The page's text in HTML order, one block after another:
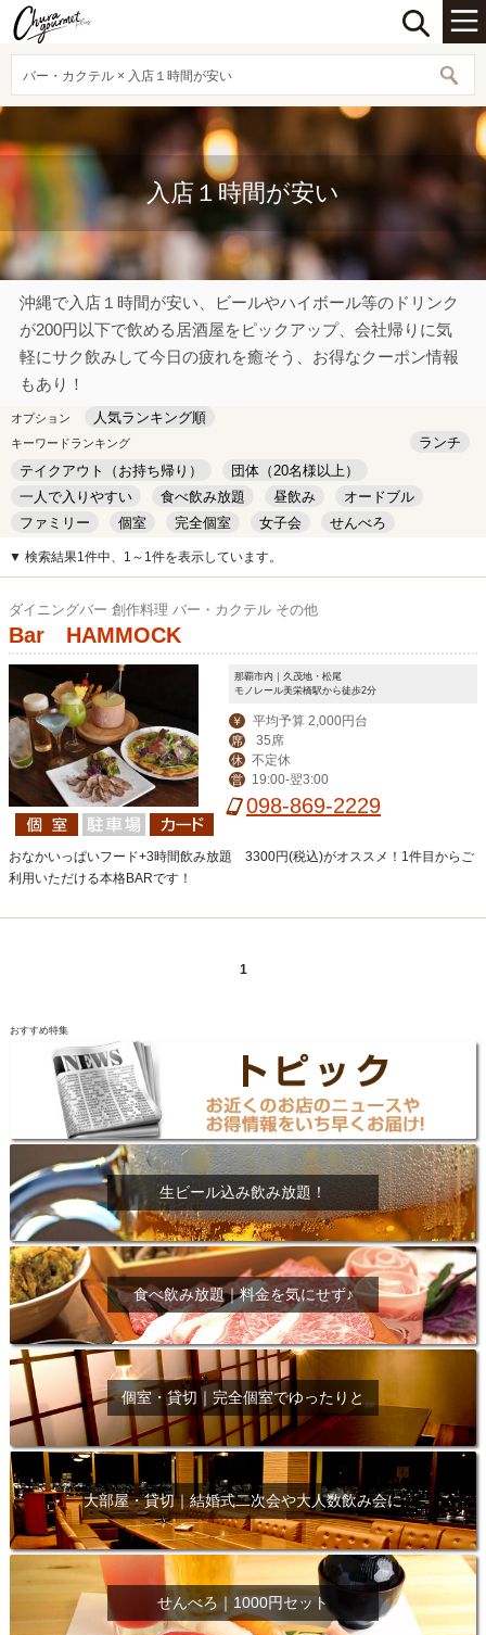
バー・カクテル × 入店１時間が安い
入店１時間が安い
沖縄で入店１時間が安い、ビールやハイボール等のドリンク
が200円以下で飲める居酒屋をピックアップ、会社帰りに気
軽にサク飲みして今日の疲れを癒そう、お得なクーポン情報
もあり！
オプション 人気ランキング順
キーワードランキング
ランチ
テイクアウト（お持ち帰り）
団体（20名様以上）
一人で入りやすい
食べ飲み放題 昼飲み
オードブル
ファミリー
個室 完全個室 女子会
せんべろ
キッズルーム
安い デート
▼ 検索結果1件中、1～1件を表示しています。
ダイニングバー 創作料理 バー・カクテル その他
Bar HAMMOCK
那覇市内｜久茂地・松尾
モノレール美栄橋駅から徒歩2分
￥ 平均予算 2,000円台
席 35席
休 不定休
営 19:00-翌3:00
098-869-2229
おなかいっぱいフード+3時間飲み放題 3300円(税込)がオススメ！1件目からご
利用いただける本格BARです！
1
おすすめ特集
生ビール込み飲み放題！
食べ飲み放題｜料金を気にせず♪
個室・貸切｜完全個室でゆったりと
大部屋・貸切｜結婚式二次会や大人数飲み会に
せんべろ｜1000円セット